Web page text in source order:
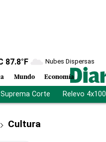
87.8°F Nubes Dispersas
Mundo Economía
Corte Relevo 4x100
Cultura